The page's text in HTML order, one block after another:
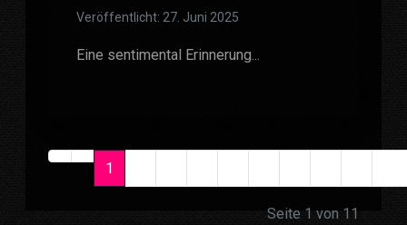
Veröffentlicht: 27. Juni 2025
Eine sentimental Erinnerung...
1
Seite 1 von 11